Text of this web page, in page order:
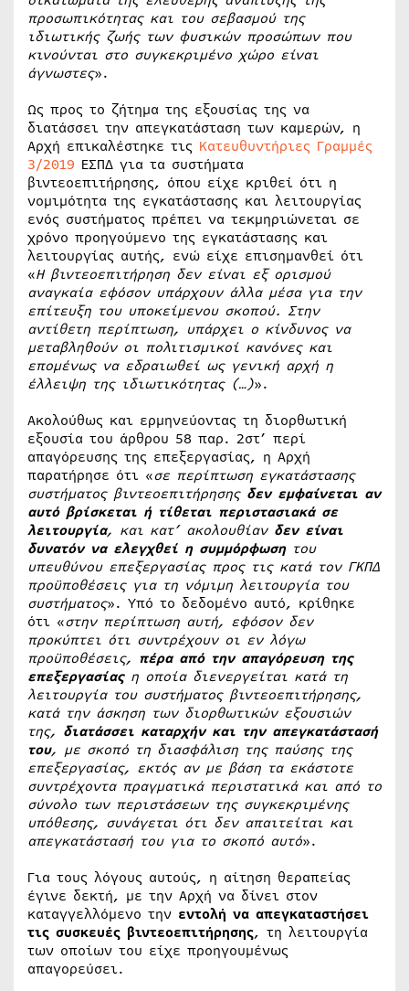
προσωπικότητας και του σεβασμού της
ιδιωτικής ζωής των φυσικών προσώπων που
κινούνται στο συγκεκριμένο χώρο είναι
άγνωστες».
Ως προς το ζήτημα της εξουσίας της να
διατάσσει την απεγκατάσταση των καμερών, η
Αρχή επικαλέστηκε τις Κατευθυντήριες Γραμμές
3/2019 ΕΣΠΔ για τα συστήματα
βιντεοεπιτήρησης, όπου είχε κριθεί ότι η
νομιμότητα της εγκατάστασης και λειτουργίας
ενός συστήματος πρέπει να τεκμηριώνεται σε
χρόνο προηγούμενο της εγκατάστασης και
λειτουργίας αυτής, ενώ είχε επισημανθεί ότι
«Η βιντεοεπιτήρηση δεν είναι εξ ορισμού
αναγκαία εφόσον υπάρχουν άλλα μέσα για την
επίτευξη του υποκείμενου σκοπού. Στην
αντίθετη περίπτωση, υπάρχει ο κίνδυνος να
μεταβληθούν οι πολιτισμικοί κανόνες και
επομένως να εδραιωθεί ως γενική αρχή η
έλλειψη της ιδιωτικότητας (…)».
Ακολούθως και ερμηνεύοντας τη διορθωτική
εξουσία του άρθρου 58 παρ. 2στ’ περί
απαγόρευσης της επεξεργασίας, η Αρχή
παρατήρησε ότι «σε περίπτωση εγκατάστασης
συστήματος βιντεοεπιτήρησης δεν εμφαίνεται αν
αυτό βρίσκεται ή τίθεται περιστασιακά σε
λειτουργία, και κατ’ ακολουθίαν δεν είναι
δυνατόν να ελεγχθεί η συμμόρφωσητου
υπευθύνου επεξεργασίας προς τις κατά τον ΓΚΠΔ
προϋποθέσεις για τη νόμιμη λειτουργία του
συστήματος». Υπό το δεδομένο αυτό, κρίθηκε
ότι «στην περίπτωση αυτή, εφόσον δεν
προκύπτει ότι συντρέχουν οι εν λόγω
προϋποθέσεις, πέρα από την απαγόρευση της
επεξεργασίαςη οποία διενεργείται κατά τη
λειτουργία του συστήματος βιντεοεπιτήρησης,
κατά την άσκηση των διορθωτικών εξουσιών
της, διατάσσει καταρχήν και την απεγκατάστασή
του, με σκοπό τη διασφάλιση της παύσης της
επεξεργασίας, εκτός αν με βάση τα εκάστοτε
συντρέχοντα πραγματικά περιστατικά και από το
σύνολο των περιστάσεων της συγκεκριμένης
υπόθεσης, συνάγεται ότι δεν απαιτείται και
απεγκατάστασή του για το σκοπό αυτό».
Για τους λόγους αυτούς, η αίτηση θεραπείας
έγινε δεκτή, με την Αρχή να δίνει στον
καταγγελλόμενο την εντολή να απεγκαταστήσει
τις συσκευές βιντεοεπιτήρησης, τη λειτουργία
των οποίων του είχε προηγουμένως
απαγορεύσει.